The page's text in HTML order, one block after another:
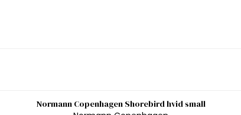
Normann Copenhagen Shorebird hvid small